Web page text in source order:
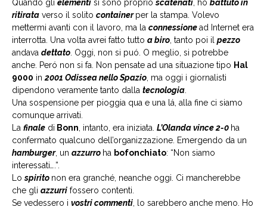
Quando gli elementi si sono proprioscatenati , ho battuto in
ritirata verso il solito container per la stampa. Volevo
mettermi avanti con il lavoro, ma la connessionead Internet era
interrotta. Una volta avrei fatto tutto a biro , tanto poi il pezzo
andava dettato . Oggi, non si puó. O meglio, si potrebbe
anche. Peró non si fa. Non pensate ad una situazione tipo Hal
9000 in 2001 Odissea nello Spazio , ma oggi i giornalisti
dipendono veramente tanto dalla tecnologia
Una sospensione per pioggia qua e una lá, alla fine ci siamo
comunque arrivati.
La finale di Bonn , intanto, era iniziata. L’Olanda vince 2-0 ha
confermato qualcuno dell’organizzazione. Emergendo da un
hamburger, un azzurro ha bofonchiato: “Non siamo
interessati… .”.
Lospirito non era granché, neanche oggi. Ci mancherebbe
che gli azzurri fossero contenti.
Se vedessero i vostri commenti , lo sarebbero anche meno. Ho